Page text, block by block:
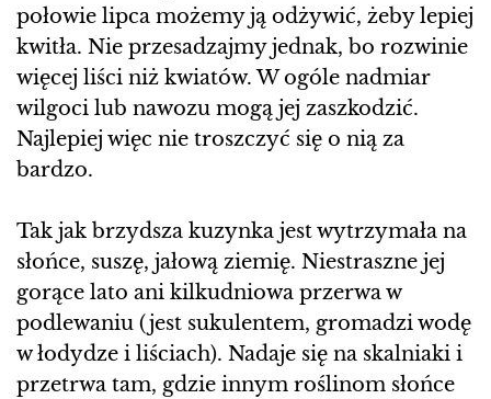
połowie lipca możemy ją odżywić, żeby lepiej
kwitła. Nie przesadzajmy jednak, bo rozwinie
więcej liści niż kwiatów. W ogóle nadmiar
wilgoci lub nawozu mogą jej zaszkodzić.
Najlepiej więc nie troszczyć się o nią za
bardzo.
Tak jak brzydsza kuzynka jest wytrzymała na
słońce, suszę, jałową ziemię. Niestraszne jej
gorące lato ani kilkudniowa przerwa w
podlewaniu (jest sukulentem, gromadzi wodę
w łodydze i liściach). Nadaje się na skalniaki i
przetrwa tam, gdzie innym roślinom słońce